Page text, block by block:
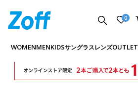
0
WOMENMENKIDSサングラスレンズOUTLET
商品詳細ページへ